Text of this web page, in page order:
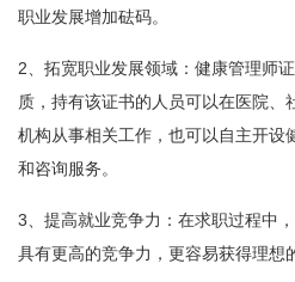
职业发展增加砝码。
2、拓宽职业发展领域：健康管理师
质，持有该证书的人员可以在医院、
机构从事相关工作，也可以自主开设
和咨询服务。
3、提高就业竞争力：在求职过程中
具有更高的竞争力，更容易获得理想